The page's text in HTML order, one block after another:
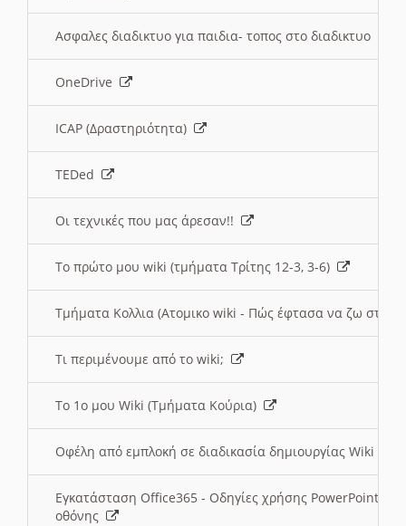
Ασφαλες διαδικτυο για παιδια- τοπος στο διαδικτυο
OneDrive
ICAP (Δραστηριότητα)
TEDed
Οι τεχνικές που μας άρεσαν!!
Το πρώτο μου wiki (τμήματα Τρίτης 12-3, 3-6)
Τμήματα Κολλια (Ατομικο wiki - Πώς έφτασα να ζω στην
Τι περιμένουμε από το wiki;
Το 1ο μου Wiki (Τμήματα Κούρια)
Οφέλη από εμπλοκή σε διαδικασία δημιουργίας Wiki
Εγκατάσταση Office365 - Οδηγίες χρήσης PowerPoint
οθόνης